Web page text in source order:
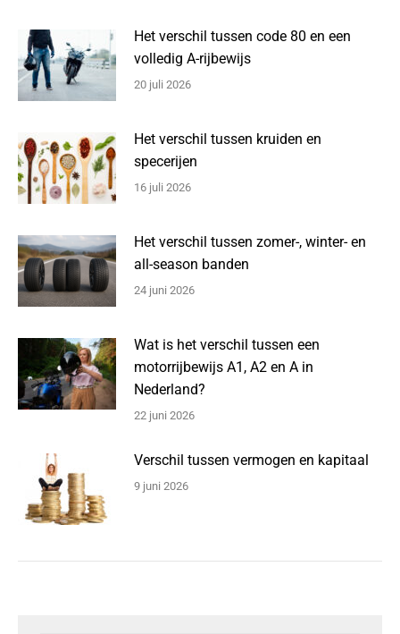
Het verschil tussen code 80 en een
volledig A-rijbewijs
20 juli 2026
Het verschil tussen kruiden en
specerijen
16 juli 2026
Het verschil tussen zomer-, winter- en
all-season banden
24 juni 2026
Wat is het verschil tussen een
motorrijbewijs A1, A2 en A in
Nederland?
22 juni 2026
Verschil tussen vermogen en kapitaal
9 juni 2026